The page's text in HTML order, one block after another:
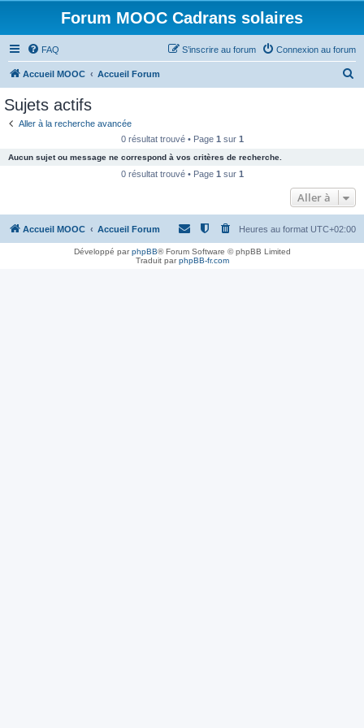
Forum MOOC Cadrans solaires
FAQ Connexion au forum
S’inscrire au forum
Accueil MOOC Accueil Forum
c
e
Sujets actifs
Aller à la recherche avancée
0 résultat trouvé • Page 1 sur 1
Aucun sujet ou message ne correspond à vos critères de recherche.
0 résultat trouvé • Page 1 sur 1
Aller à
Accueil MOOC Accueil Forum Heures au format UTC+02:00
Développé parphpBB® Forum Software © phpBB Limited
Traduit parphpBB-fr.com